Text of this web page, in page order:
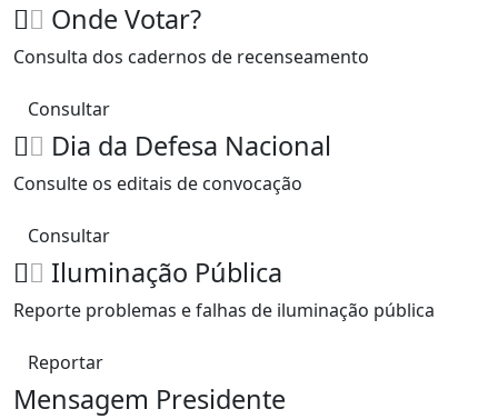
Onde Votar?
Consulta dos cadernos de recenseamento
Consultar
Dia da Defesa Nacional
Consulte os editais de convocação
Consultar
Iluminação Pública
Reporte problemas e falhas de iluminação pública
Reportar
Mensagem Presidente